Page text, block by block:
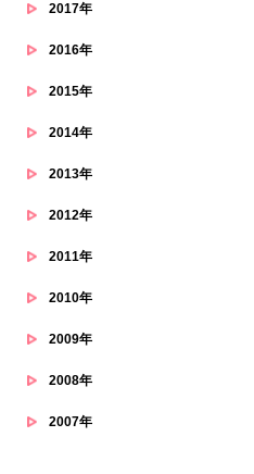
2017年
2016年
2015年
2014年
2013年
2012年
2011年
2010年
2009年
2008年
2007年